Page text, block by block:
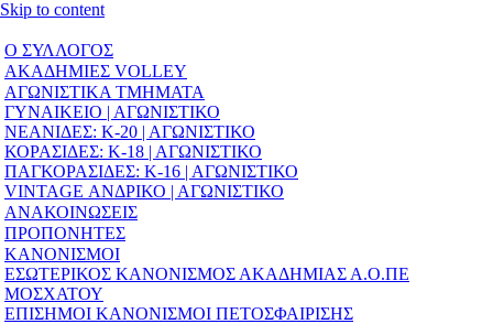
Skip to content
Ο ΣΥΛΛΟΓΟΣ
ΑΚΑΔΗΜΙΕΣ VOLLEY
ΑΓΩΝΙΣΤΙΚΑ ΤΜΗΜΑΤΑ
ΓΥΝΑΙΚΕΙΟ | ΑΓΩΝΙΣΤΙΚΟ
ΝΕΑΝΙΔΕΣ: Κ-20 | ΑΓΩΝΙΣΤΙΚΟ
ΚΟΡΑΣΙΔΕΣ: Κ-18 | ΑΓΩΝΙΣΤΙΚΟ
ΠΑΓΚΟΡΑΣΙΔΕΣ: Κ-16 | ΑΓΩΝΙΣΤΙΚΟ
VINTAGE ΑΝΔΡΙΚΟ | ΑΓΩΝΙΣΤΙΚΟ
ΑΝΑΚΟΙΝΩΣΕΙΣ
ΠΡΟΠΟΝΗΤΕΣ
ΚΑΝΟΝΙΣΜΟΙ
ΕΣΩΤΕΡΙΚΟΣ ΚΑΝΟΝΙΣΜΟΣ ΑΚΑΔΗΜΙΑΣ Α.Ο.ΠΕ
ΜΟΣΧΑΤΟΥ
ΕΠΙΣΗΜΟΙ ΚΑΝΟΝΙΣΜΟΙ ΠΕΤΟΣΦΑΙΡΙΣΗΣ